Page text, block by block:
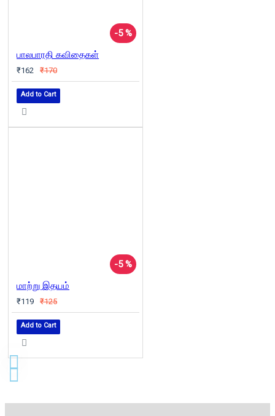
-5 %
பாலபாரதி கவிதைகள்
₹162 ₹170
Add to Cart
-5 %
மாற்று இதயம்
₹119 ₹125
Add to Cart